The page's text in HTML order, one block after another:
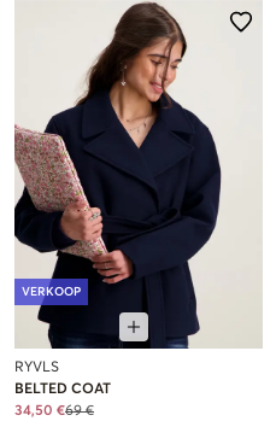
VERKOOP
RYVLS
BELTED COAT
34,50 €69 €